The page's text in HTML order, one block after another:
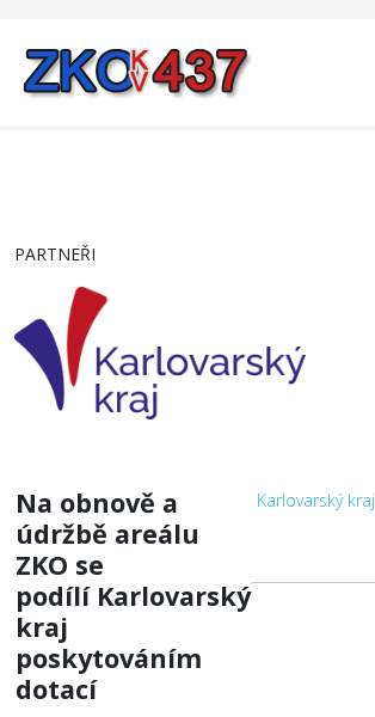
PARTNEŘI
Na obnově a
údržbě areálu
ZKO se
podílí Karlovarský
kraj
poskytováním
dotací
Karlovarský kraj